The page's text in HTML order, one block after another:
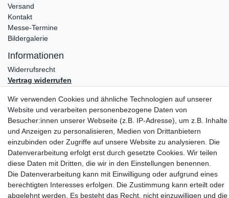
Versand
Kontakt
Messe-Termine
Bildergalerie
Informationen
Widerrufs­recht
Vertrag widerrufen
Daten­schutz­erklärung
AGB
Partners
Wir verwenden Cookies und ähnliche Technologien auf unserer
Website und verarbeiten personenbezogene Daten von
Besucher:innen unserer Webseite (z.B. IP-Adresse), um z.B. Inhalte
und Anzeigen zu personalisieren, Medien von Drittanbietern
einzubinden oder Zugriffe auf unsere Website zu analysieren. Die
Datenverarbeitung erfolgt erst durch gesetzte Cookies. Wir teilen
diese Daten mit Dritten, die wir in den Einstellungen benennen.
Die Datenverarbeitung kann mit Einwilligung oder aufgrund eines
berechtigten Interesses erfolgen. Die Zustimmung kann erteilt oder
abgelehnt werden. Es besteht das Recht, nicht einzuwilligen und die